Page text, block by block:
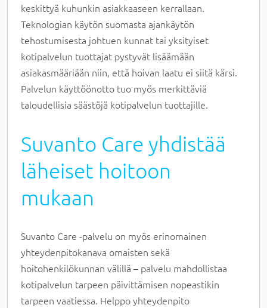
keskittyä kuhunkin asiakkaaseen kerrallaan.
Teknologian käytön suomasta ajankäytön
tehostumisesta johtuen kunnat tai yksityiset
kotipalvelun tuottajat pystyvät lisäämään
asiakasmääriään niin, että hoivan laatu ei siitä kärsi.
Palvelun käyttöönotto tuo myös merkittäviä
taloudellisia säästöjä kotipalvelun tuottajille.
Suvanto Care yhdistää
läheiset hoitoon
mukaan
Suvanto Care -palvelu on myös erinomainen
yhteydenpitokanava omaisten sekä
hoitohenkilökunnan välillä – palvelu mahdollistaa
kotipalvelun tarpeen päivittämisen nopeastikin
tarpeen vaatiessa. Helppo yhteydenpito